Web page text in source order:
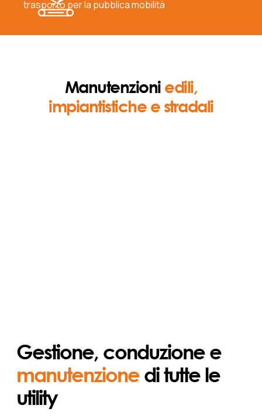
trasporto per la pubblica mobilità
Manutenzioni edili,
impiantistiche e stradali
Gestione, conduzione e
manutenzionedi tutte le
utility